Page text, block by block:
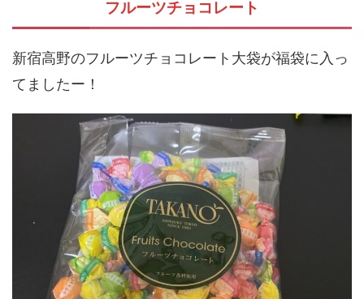
フルーツチョコレート
新宿高野のフルーツチョコレート大袋が福袋に入っ
てましたー！